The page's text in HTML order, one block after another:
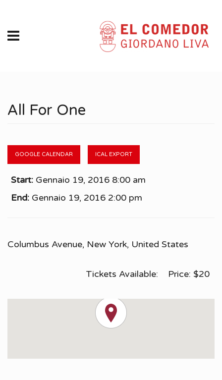
All For One
GOOGLE CALENDAR ICAL EXPORT
Start: Gennaio 19, 2016 8:00 am
End: Gennaio 19, 2016 2:00 pm
Columbus Avenue, New York, United States
Tickets Available: Price: $20